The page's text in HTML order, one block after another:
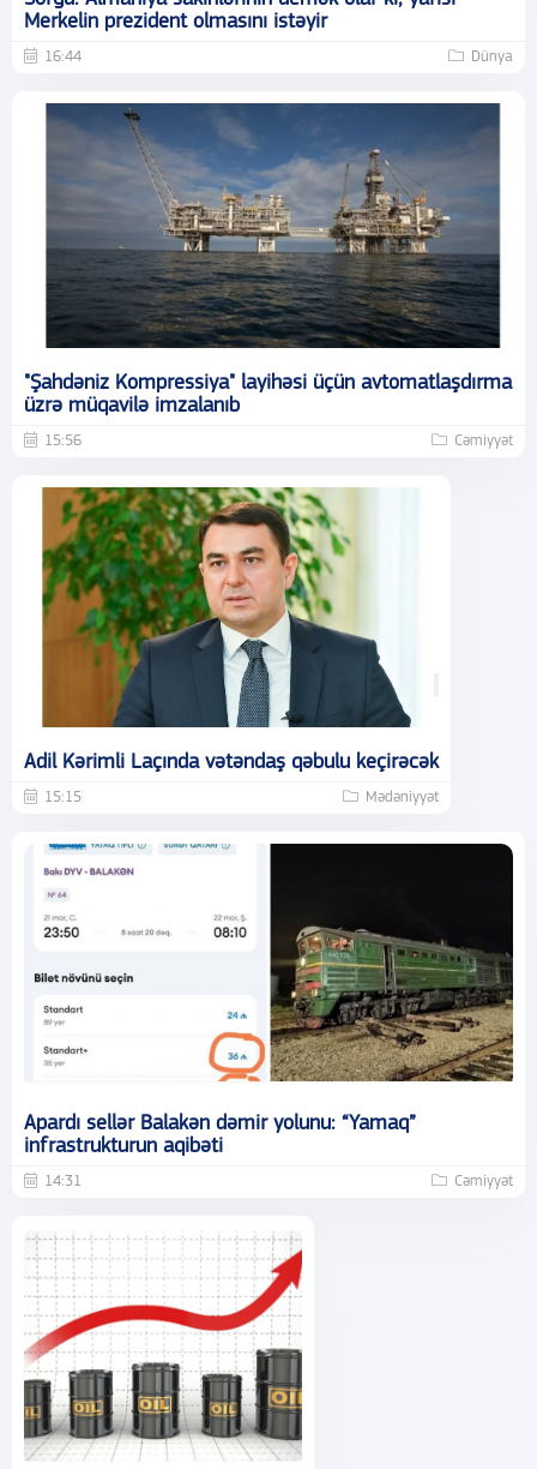
Merkelin prezident olmasını istəyir
16:44 Dünya
"Şahdəniz Kompressiya" layihəsi üçün avtomatlaşdırma
üzrə müqavilə imzalanıb
15:56 Cəmiyyət
Adil Kərimli Laçında vətəndaş qəbulu keçirəcək
15:15 Mədəniyyət
Apardı sellər Balakən dəmir yolunu: “Yamaq”
infrastrukturun aqibəti
14:31 Cəmiyyət